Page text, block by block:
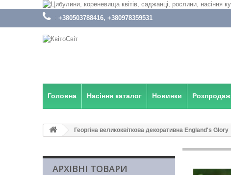
: +380503788416, +380978359531
Головна Насіння каталог Новинки Розпродаж
Георгіна великоквіткова декоративна England's Glory
АРХІВНІ ТОВАРИ